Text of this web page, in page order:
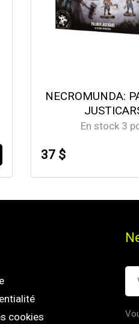
NECROMUNDA:
En stock 3
37 $
cookies